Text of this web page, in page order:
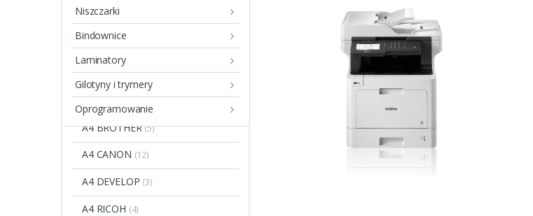
Niszczarki
Bindownice
Laminatory
Gilotyny i trymery
Oprogramowanie
A3 DEVELOP (7)
A3 RICOH (10)
A3 Triumph-Adler (1)
A4 BROTHER (5)
A4 CANON (12)
A4 DEVELOP (3)
A4 RICOH (4)